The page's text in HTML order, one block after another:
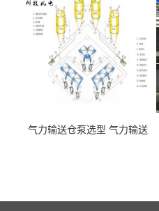
气力输送仓泵选型 气力输送